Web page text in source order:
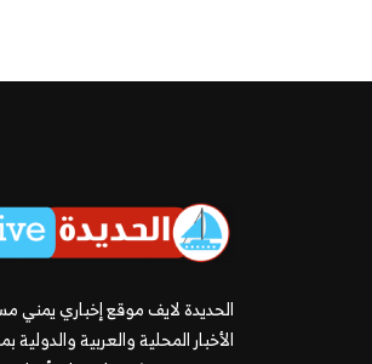
الحديدة لايف موقع إخباري يمني
الأخبار المحلية والعربية والدولية